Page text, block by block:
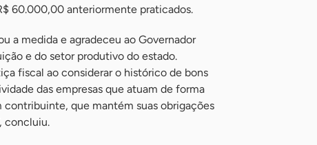
60.000,00 anteriormente praticados.
a medida e agradeceu ao Governador
e do setor produtivo do estado.
fiscal ao considerar o histórico de bons
das empresas que atuam de forma
contribuinte, que mantém suas obrigações
concluiu.